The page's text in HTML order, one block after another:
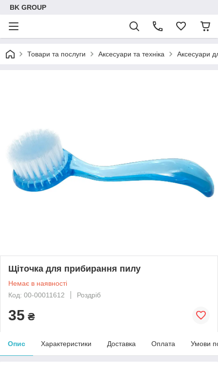
BK GROUP
Товари та послуги Аксесуари та техніка Аксесуари
Щіточка для прибирання пилу
Немає в наявності
Код: 00-00011612
Роздріб
35 ₴
Опис Характеристики Доставка Оплата Умови